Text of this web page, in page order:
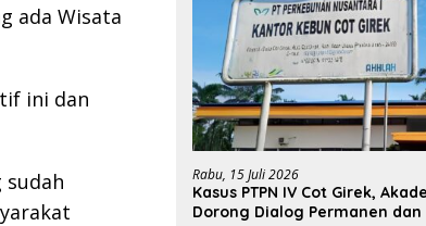
ada Wisata
ini dan
sudah
Rabu, 15 Juli 2026
Kasus PTPN IV Cot Girek,
Dorong Dialog Permanen